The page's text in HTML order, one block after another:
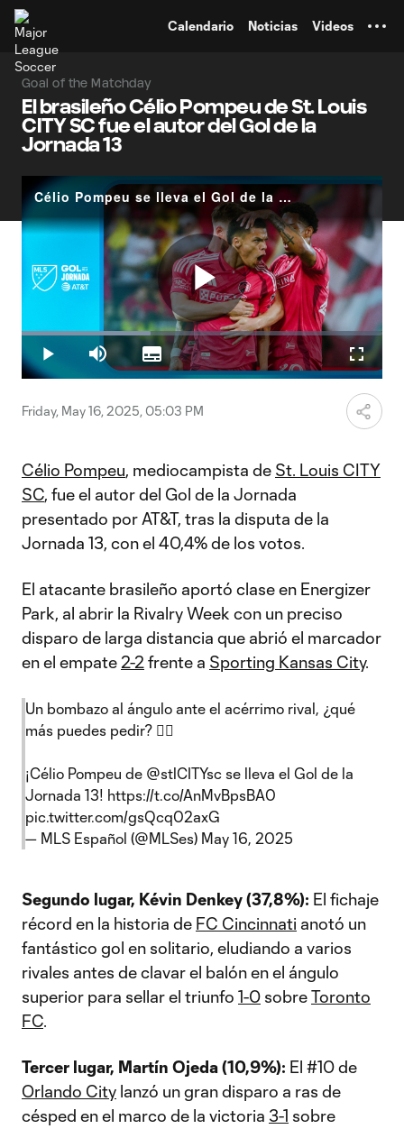
Calendario Noticias Videos
Goal of the Matchday
El brasileño Célio Pompeu de St. Louis
CITY SC fue el autor del Gol de la
Jornada 13
Célio Pompeu se lleva el Gol de la Jornada 13 de MLS
Play
Video
Play Mute
Loaded:
35.66%
Subtitles
Friday, May 16, 2025, 05:03 PM
Célio Pompeu, mediocampista de St. Louis CITY
SC, fue el autor del Gol de la Jornada
presentado por AT&T, tras la disputa de la
Jornada 13, con el 40,4% de los votos.
El atacante brasileño aportó clase en Energizer
Park, al abrir la Rivalry Week con un preciso
disparo de larga distancia que abrió el marcador
en el empate 2-2frente a Sporting Kansas City.
Un bombazo al ángulo ante el acérrimo rival, ¿qué
más puedes pedir? 🤷‍♂️
¡Célio Pompeu de @stlCITYsc se lleva el Gol de la
Jornada 13! https://t.co/AnMvBpsBA0
pic.twitter.com/gsQcq02axG
— MLS Español (@MLSes) May 16, 2025
Segundo lugar, Kévin Denkey (37,8%): El fichaje
récord en la historia de FC Cincinnati anotó un
fantástico gol en solitario, eludiando a varios
rivales antes de clavar el balón en el ángulo
superior para sellar el triunfo 1-0 sobreToronto
FC.
Tercer lugar, Martín Ojeda (10,9%): El #10 de
Orlando City lanzó un gran disparo a ras de
césped en el marco de la victoria 3-1 sobre